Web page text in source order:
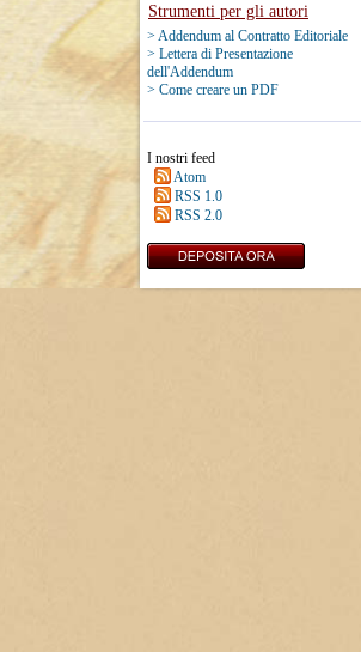
Strumenti per gli autori
> Addendum al Contratto Editoriale
> Lettera di Presentazione
dell'Addendum
> Come creare un PDF
I nostri feed
Atom
RSS 1.0
RSS 2.0